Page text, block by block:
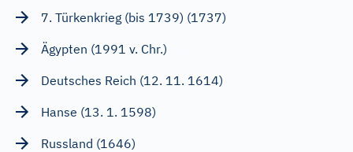
7. Türkenkrieg (bis 1739) (1737)
Ägypten (1991 v. Chr.)
Deutsches Reich (12. 11. 1614)
Hanse (13. 1. 1598)
Russland (1646)